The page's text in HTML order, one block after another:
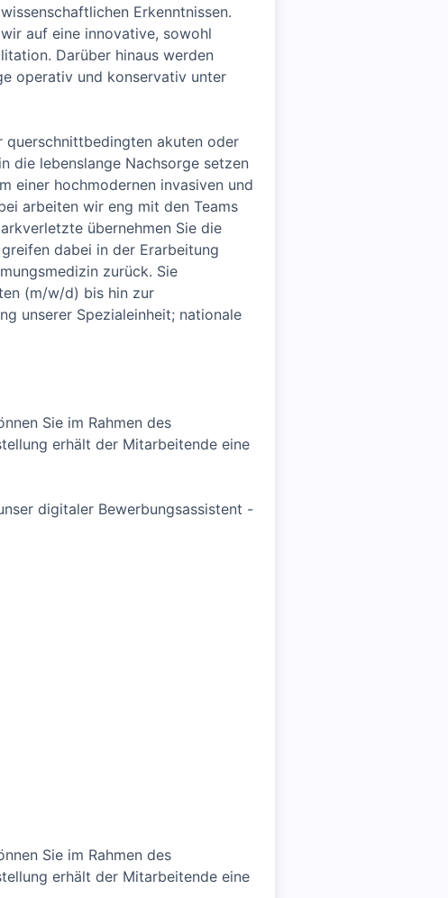
Erkenntnissen.
auf eine innovative, sowohl
Darüber hinaus werden
operativ und konservativ unter
querschnittbedingten akuten oder
die lebenslange Nachsorge setzen
einer hochmodernen invasiven und
arbeiten wir eng mit den Teams
übernehmen Sie die
dabei in der Erarbeitung
zurück. Sie
(m/w/d) bis hin zur
unserer Spezialeinheit; nationale
Sie im Rahmen des
erhält der Mitarbeitende eine
digitaler Bewerbungsassistent -
Sie im Rahmen des
erhält der Mitarbeitende eine